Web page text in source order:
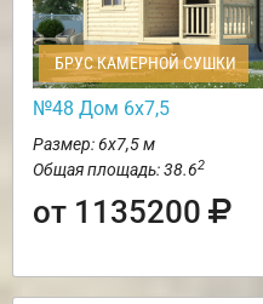
БРУС КАМЕРНОЙ СУШКИ
№48 Дом 6х7,5
Размер: 6х7,5 м
Общая площадь: 38.62
от 1135200